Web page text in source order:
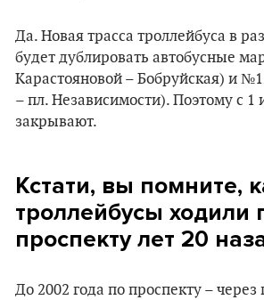
Да. Новая трасса троллейбуса в
будет дублировать автобусные
Карастояновой – Бобруйская) и
– пл. Независимости). Поэтому с 1
закрывают.
Кстати, вы помните,
троллейбусы ходили
проспекту лет 20
До 2002 года по проспекту –